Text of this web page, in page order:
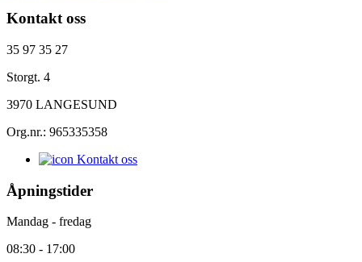
Kontakt oss
35 97 35 27
Storgt. 4
3970 LANGESUND
Org.nr.: 965335358
Kontakt oss
Åpningstider
Mandag - fredag
08:30 - 17:00